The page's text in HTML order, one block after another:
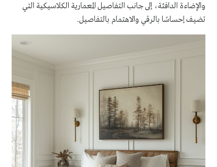
والإضاءة الدافئة، إلى جانب التفاصيل المعمارية الكلاسيكية التي
تضيف إحساسًا بالرقي والاهتمام بالتفاصيل.